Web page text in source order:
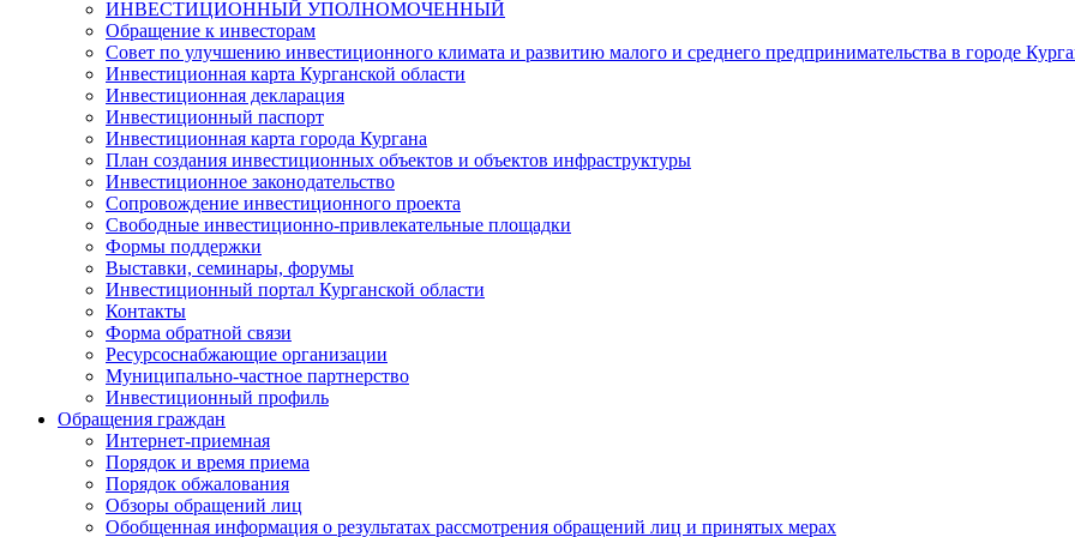
ИНВЕСТИЦИОННЫЙ УПОЛНОМОЧЕННЫЙ
Обращение к инвесторам
Совет по улучшению инвестиционного климата и развитию малого и среднего предпринимательства в городе
Инвестиционная карта Курганской области
Инвестиционная декларация
Инвестиционный паспорт
Инвестиционная карта города Кургана
План создания инвестиционных объектов и объектов инфраструктуры
Инвестиционное законодательство
Сопровождение инвестиционного проекта
Свободные инвестиционно-привлекательные площадки
Формы поддержки
Выставки, семинары, форумы
Инвестиционный портал Курганской области
Контакты
Форма обратной связи
Ресурсоснабжающие организации
Муниципально-частное партнерство
Инвестиционный профиль
Обращения граждан
Интернет-приемная
Порядок и время приема
Порядок обжалования
Обзоры обращений лиц
Обобщенная информация о результатах рассмотрения обращений лиц и принятых мерах